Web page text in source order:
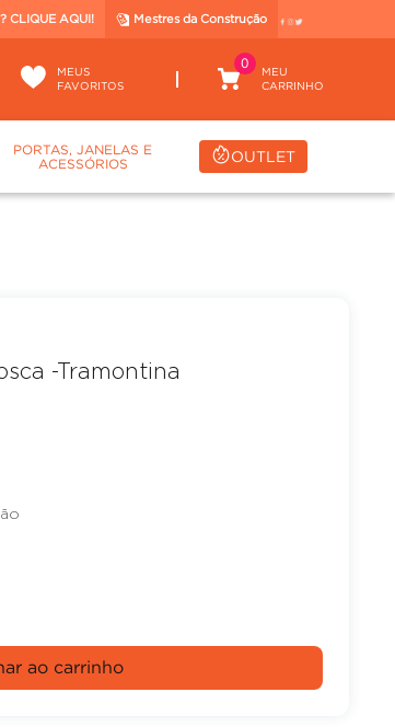
CLIQUE AQUI! Mestres da Construção
MEUS
FAVORITOS
0
PORTAS, JANELAS E
ACESSÓRIOS
OUTLET
-Tramontina
ao carrinho